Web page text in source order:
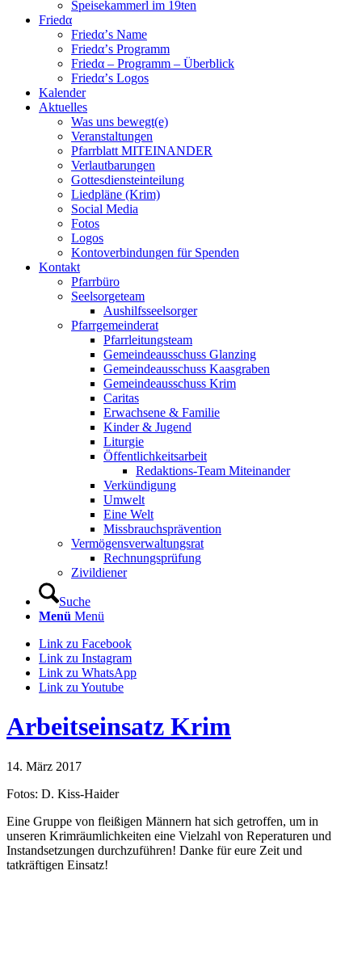
Speisekammerl im 19ten
Friedα
Friedα’s Name
Friedα’s Programm
Friedα – Programm – Überblick
Friedα’s Logos
Kalender
Aktuelles
Was uns bewegt(e)
Veranstaltungen
Pfarrblatt MITEINANDER
Verlautbarungen
Gottesdiensteinteilung
Liedpläne (Krim)
Social Media
Fotos
Logos
Kontoverbindungen für Spenden
Kontakt
Pfarrbüro
Seelsorgeteam
Aushilfsseelsorger
Pfarrgemeinderat
Pfarrleitungsteam
Gemeindeausschuss Glanzing
Gemeindeausschuss Kaasgraben
Gemeindeausschuss Krim
Caritas
Erwachsene & Familie
Kinder & Jugend
Liturgie
Öffentlichkeitsarbeit
Redaktions-Team Miteinander
Verkündigung
Umwelt
Eine Welt
Missbrauchsprävention
Vermögensverwaltungsrat
Rechnungsprüfung
Zivildiener
Suche
Menü Menü
Link zu Facebook
Link zu Instagram
Link zu WhatsApp
Link zu Youtube
Arbeitseinsatz Krim
14. März 2017
Fotos: D. Kiss-Haider
Eine Gruppe von fleißigen Männern hat sich getroffen, um in
unseren Krimräumlichkeiten eine Vielzahl von Reperaturen und
Instandsetzungen durchzuführen! Danke für eure Zeit und
tatkräftigen Einsatz!